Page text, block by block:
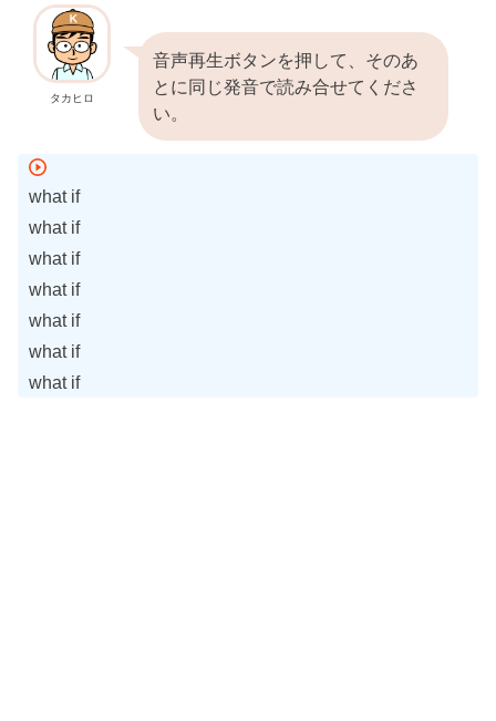
タカヒロ
音声再生ボタンを押して、そのあ
とに同じ発音で読み合せてくださ
い。
what if
what if
what if
what if
what if
what if
what if